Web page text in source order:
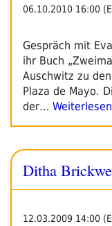
06.10.2010 16:00
Gespräch mit
ihr Buch
Auschwitz zu
Plaza de Mayo.
der…
Ditha
12.03.2009 14:00